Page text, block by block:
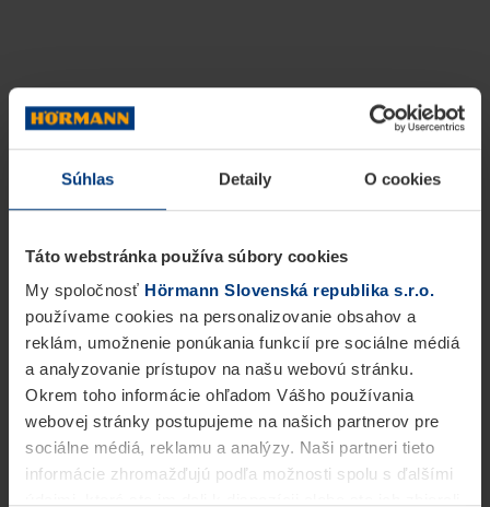
Súhlas Detaily O cookies
Táto webstránka používa súbory cookies
My spoločnosť Hörmann Slovenská republika s.r.o.
používame cookies na personalizovanie obsahov a
reklám, umožnenie ponúkania funkcií pre sociálne médiá
a analyzovanie prístupov na našu webovú stránku.
Okrem toho informácie ohľadom Vášho používania
webovej stránky postupujeme na našich partnerov pre
sociálne médiá, reklamu a analýzy. Naši partneri tieto
informácie zhromažďujú podľa možnosti spolu s ďalšími